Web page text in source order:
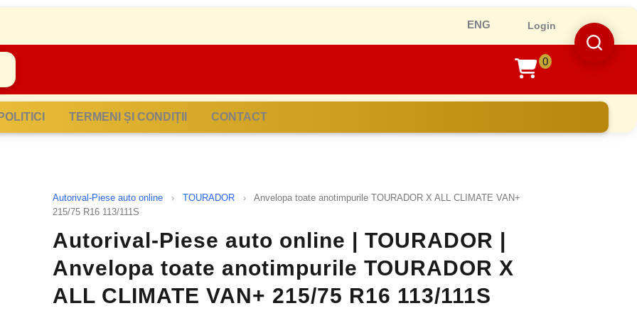
Login
shopping
cart
0
POLITICI TERMENI ȘI CONDIȚII CONTACT
Autorival-Piese auto online › TOURADOR ›
Anvelopa toate anotimpurile TOURADOR X ALL CLIMATE VAN+
215/75 R16 113/111S
Autorival-Piese auto online | TOURADOR |
Anvelopa toate anotimpurile TOURADOR X
ALL CLIMATE VAN+ 215/75 R16 113/111S